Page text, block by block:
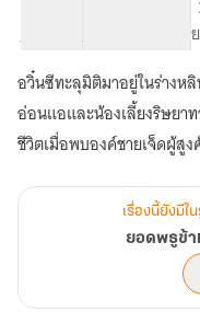
จำนวนคำ จำนวนหน้า (A5)
อวิ๋นซีทะลุมิติมาอยู่ในร่างห
อ่อนแอและน้องเลี้ยงริษยา
ชีวิตเมื่อพบองค์ชายเจ็ดผู้สู
เรื่องนี้ยังมีใ
ยอดพธูข้า